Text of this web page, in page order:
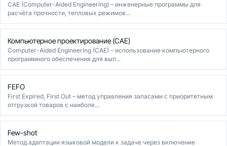
CAE (Computer-Aided Engineering) – инженерные программы для
расчёта прочности, тепловых режимов...
Компьютерное проектирование (CAE)
Computer-Aided Engineering (CAE) – использование компьютерного
программного обеспечения для вып...
FEFO
First Expired, First Out – метод управления запасами с приоритетным
отгрузкой товаров с наиболе...
Few-shot
Метод адаптации языковой модели к задаче через включение